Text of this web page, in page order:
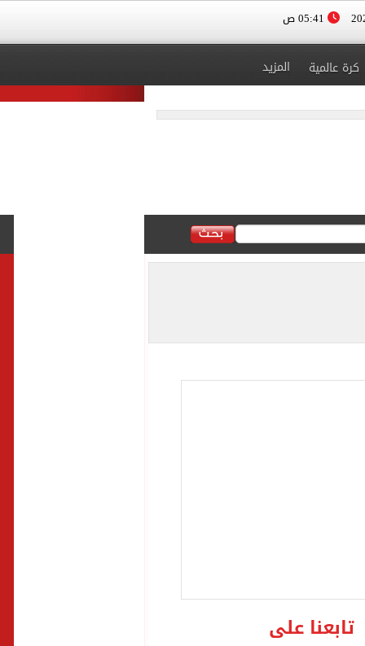
كرة عالمية المزيد
تابعنا على